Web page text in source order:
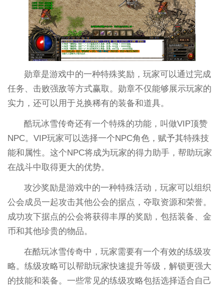
勋章是游戏中的一种特殊奖励，玩家可以通过完成
任务、击败强敌等方式赢取。勋章不仅能够展示玩家的
实力，还可以用于兑换稀有的装备和道具。
酷玩冰雪传奇还有一个特殊的功能，叫做VIP顶赞
NPC。VIP玩家可以选择一个NPC角色，赋予其特殊技
能和属性。这个NPC将成为玩家的得力助手，帮助玩家
在战斗中取得更大的优势。
攻沙奖励是游戏中的一种特殊活动，玩家可以组织
公会成员一起攻击其他公会的据点，夺取资源和荣誉。
成功攻下据点的公会将获得丰厚的奖励，包括装备、金
币和其他珍贵的物品。
在酷玩冰雪传奇中，玩家需要有一个有效的练级攻
略。练级攻略可以帮助玩家快速提升等级，解锁更强大
的技能和装备。一些常见的练级攻略包括选择适合自己